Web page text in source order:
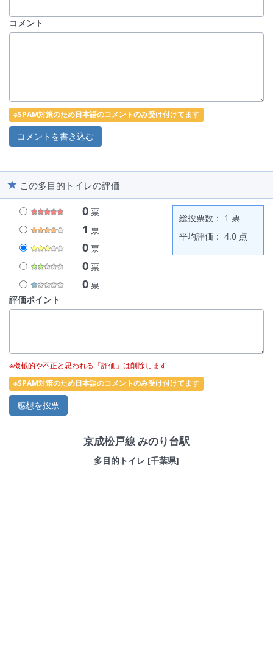
コメント
※SPAM対策のため日本語のコメントのみ受け付けてます
この多目的トイレの評価
0 票
1 票
0 票
0 票
0 票
総投票数： 1 票
平均評価： 4.0 点
評価ポイント
※機械的や不正と思われる「評価」は削除します
※SPAM対策のため日本語のコメントのみ受け付けてます
京成松戸線 みのり台駅
多目的トイレ [千葉県]